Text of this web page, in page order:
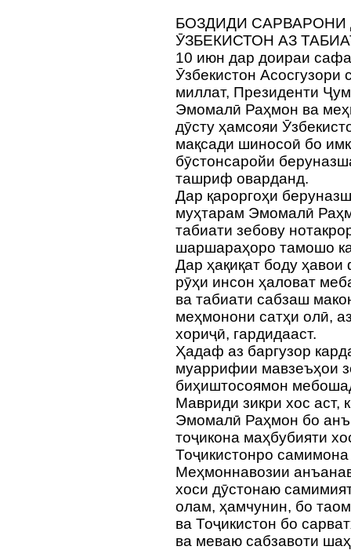
БОЗДИДИ САРВАРОНИ
ӮЗБЕКИСТОН АЗ
10 июн дар доираи
Ӯзбекистон
миллат, Президенти
Эмомалӣ Раҳмон ва
дӯсту ҳамсояи
мақсади шиносоӣ бо
бӯстонсаройи
ташриф оварданд.
Дар қароргоҳи
муҳтарам Эмомалӣ
табиати зебову
шаршараҳоро тамошо
Дар ҳақиқат боду
рӯҳи инсон ҳаловат
ва табиати сабзаш
меҳмонони сатҳи олӣ,
хориҷӣ, гардидааст.
Ҳадаф аз баргузор
муаррифии мавзеъҳои
биҳиштосоямон
Мавриди зикри хос
Эмомалӣ Раҳмон бо
тоҷикона маҳбубияти
Тоҷикистонро
Меҳмоннавозии
хоси дӯстонаю
олам, ҳамчунин, бо
ва Тоҷикистон бо
ва меваю сабзавоти